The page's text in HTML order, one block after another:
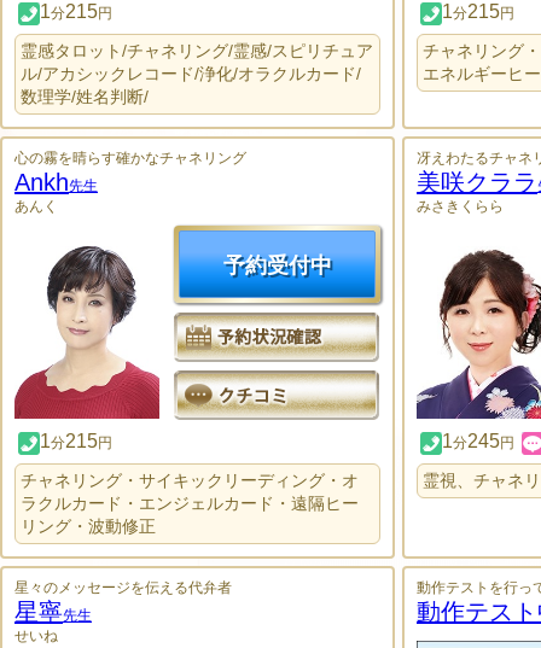
1分215円
霊感タロット/チャネリング/霊感/スピリチュア
ル/アカシックレコード/浄化/オラクルカード/
数理学/姓名判断/
1分215円
チャネリング
エネルギーヒ
心の霧を晴らす確かなチャネリング
Ankh先生
あんく
予約受付中
1分215円
チャネリング・サイキックリーディング・オ
ラクルカード・エンジェルカード・遠隔ヒー
リング・波動修正
冴えわたるチャネ
美咲クララ
みさきくらら
1分245円
霊視、チャネ
星々のメッセージを伝える代弁者
星寧先生
せいね
動作テストを行っ
動作テス